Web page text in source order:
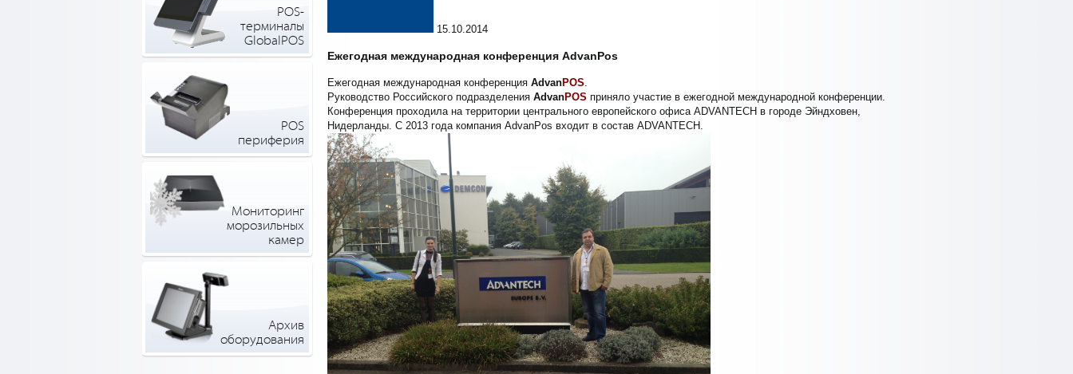
POS-
терминалы
GlobalPOS
POS
периферия
Мониторинг
морозильных
камер
Архив
оборудования
15.10.2014
Ежегодная международная конференция AdvanPos
Ежегодная международная конференцияAdvanPOS.
Руководство Российского подразделенияAdvanPOS приняло участие в ежегодной международной конференции.
Конференция проходила на территории центрального европейского офиса ADVANTECH в городе Эйндховен,
Нидерланды. С 2013 года компания AdvanPos входит в состав ADVANTECH.